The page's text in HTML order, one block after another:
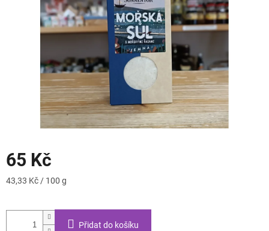
65 Kč
Měrná
43,33 Kč / 100 g
Přidat do košíku